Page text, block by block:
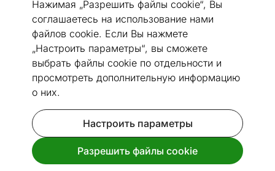
Нажимая „Разрешить файлы cookie“, Вы
соглашаетесь на использование нами
файлов cookie. Если Вы нажмете
„Настроить параметры“, вы сможете
выбрать файлы cookie по отдельности и
просмотреть дополнительную информацию
о них.
Настроить параметры
Разрешить файлы cookie
Перейти к слайду 1
Перейти к слайду 2
Перейти к слайду 3
Перейти к слайду 4
Перейти к слайду 5
Перейти к слайду 6
Перейти к слайду 7
Перейти к слайду 8
Перейти к
Перейти к
Посмотреть похожие
Сделано в Эстонии Быстрая доставка!
Narma smartWeave® ковер Tahula
silver 200x300 см
Код 150781